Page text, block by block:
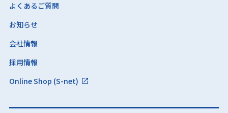
よくあるご質問
お知らせ
会社情報
採用情報
Online Shop (S-net)